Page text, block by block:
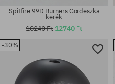
Elérhető méretek:
Spitfire 99D Burners Gördeszka
kerék
18240 Ft 12740 Ft
-30%